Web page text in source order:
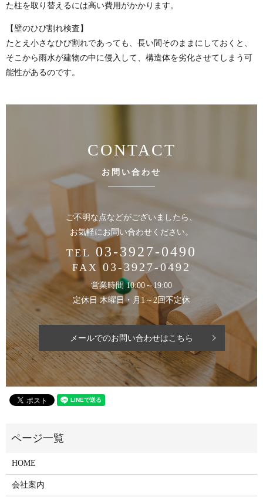
た柱を取り替えるには高い費用がかかります。
【壁のひび割れ検査】
たとえ小さなひび割れであっても、長い間そのままにしておくと、
そこから雨水が建物の中に侵入して、構造体を劣化させてしまう可
能性があるのです。
CONTACT
お問い合わせ
ご不明な点などがございましたら、
お気軽にお問い合わせください。
TEL 03-3927-0490
FAX 03-3927-0492
営業時間 10:00～19:00
定休日 木曜日・月1～2回不定休
メールでのお問い合わせはこちら
HOME
会社案内